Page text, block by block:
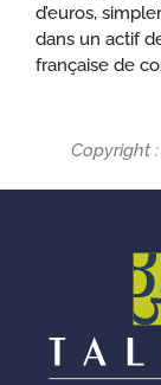
d’euros,
dans un actif
française de
Copyright